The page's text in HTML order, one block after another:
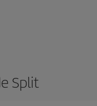
Split